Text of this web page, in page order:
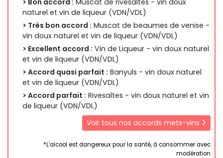
> Bon accord : Muscat de rivesaltes - vin doux
naturel et vin de liqueur (VDN/VDL)
> Très bon accord : Muscat de beaumes de venise -
vin doux naturel et vin de liqueur (VDN/VDL)
> Excellent accord : Vin de Liqueur - vin doux naturel
et vin de liqueur (VDN/VDL)
> Accord quasi parfait : Banyuls - vin doux naturel
et vin de liqueur (VDN/VDL)
> Accord parfait : Rivesaltes - vin doux naturel et vin
de liqueur (VDN/VDL)
Voir tous nos accords mets-vins
*L'alcool est dangereux pour la santé, à consommer avec
modération